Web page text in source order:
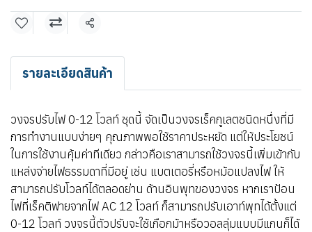
แชร์
รายละเอียดสินค้า
วงจรปรับไฟ 0-12 โวลท์ ชุดนี้ จัดเป็นวงจรเร็คกูเลตชนิดหนึ่งที่มี
การทำงานแบบง่ายๆ คุณภาพพอใช้ราคาประหยัด แต่ให้ประโยชน์
ในการใช้งานคุ้มค่าทีเดียว กล่าวคือเราสามารถใช้วงจรนี้เพิ่มเข้ากับ
แหล่งจ่ายไฟธรรมดาที่มีอยู่ เช่น แบตเตอรี่หรือหม้อแปลงไฟ ให้
สามารถปรับโวลท์ได้ตลอดย่าน ด้านอินพุทของวงจร หากเราป้อน
ไฟที่เร็คติฟายจากไฟ AC 12 โวลท์ ก็สามารถปรับเอาท์พุทได้ตั้งแต่
0-12 โวลท์ วงจรนี้ตัวปรับจะใช้เกือกม้าหรือวอลลุ่มแบบมีแกนก็ได้